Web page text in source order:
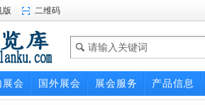
版 二维码
展会 国外展会 展会服务 产品信息